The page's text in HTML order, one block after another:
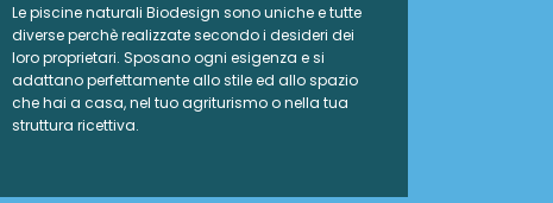
Le piscine naturali Biodesign sono uniche e tutte
diverse perchè realizzate secondo i desideri dei
loro proprietari. Sposano ogni esigenza e si
adattano perfettamente allo stile ed allo spazio
che hai a casa, nel tuo agriturismo o nella tua
struttura ricettiva.